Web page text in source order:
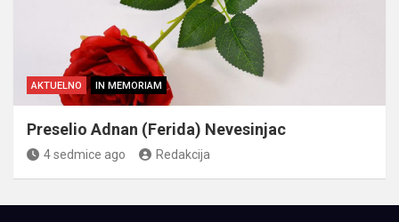
AKTUELNO IN MEMORIAM
Preselio Adnan (Ferida) Nevesinjac
4 sedmice ago Redakcija